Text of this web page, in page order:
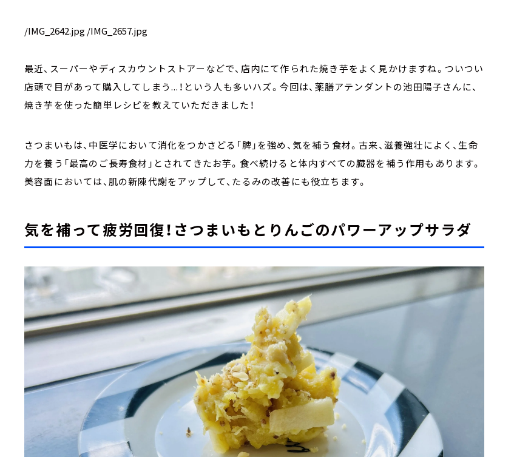
/IMG_2642.jpg /IMG_2657.jpg
最近、スーパーやディスカウントストアーなどで、店内にて作られた焼き芋をよく見かけますね。ついつい
店頭で目があって購入してしまう...！という人も多いハズ。今回は、薬膳アテンダントの池田陽子さんに、
焼き芋を使った簡単レシピを教えていただきました！
さつまいもは、中医学において消化をつかさどる「脾」を強め、気を補う食材。古来、滋養強壮によく、生命
力を養う「最高のご長寿食材」とされてきたお芋。食べ続けると体内すべての臓器を補う作用もあります。
美容面においては、肌の新陳代謝をアップして、たるみの改善にも役立ちます。
気を補って疲労回復！さつまいもとりんごのパワーアップサラダ